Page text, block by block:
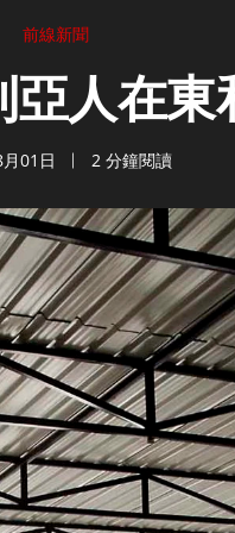
前線新聞
人在
01日 2 分鐘閱讀